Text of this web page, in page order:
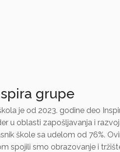
grupe
je od 2023. godine deo
u oblasti zapošljavanja i
škole sa udelom od 76%.
spojili smo obrazovanje i